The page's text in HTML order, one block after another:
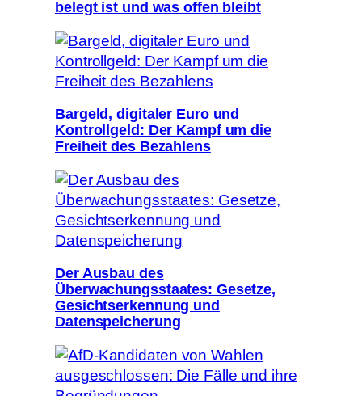
belegt ist und was offen bleibt
Bargeld, digitaler Euro und
Kontrollgeld: Der Kampf um die
Freiheit des Bezahlens
Der Ausbau des
Überwachungsstaates: Gesetze,
Gesichtserkennung und
Datenspeicherung